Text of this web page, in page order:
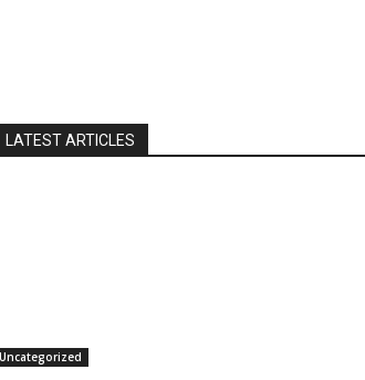
LATEST ARTICLES
Uncategorized